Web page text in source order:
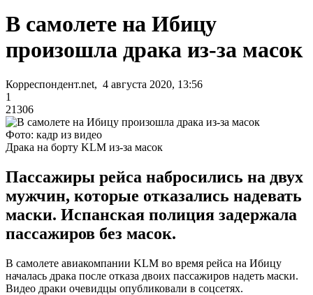
В самолете на Ибицу
произошла драка из-за масок
Корреспондент.net, 4 августа 2020, 13:56
1
21306
Фото: кадр из видео
Драка на борту KLM из-за масок
Пассажиры рейса набросились на двух
мужчин, которые отказались надевать
маски. Испанская полиция задержала
пассажиров без масок.
В самолете авиакомпании KLM во время рейса на Ибицу
началась драка после отказа двоих пассажиров надеть маски.
Видео драки очевидцы опубликовали в соцсетях.